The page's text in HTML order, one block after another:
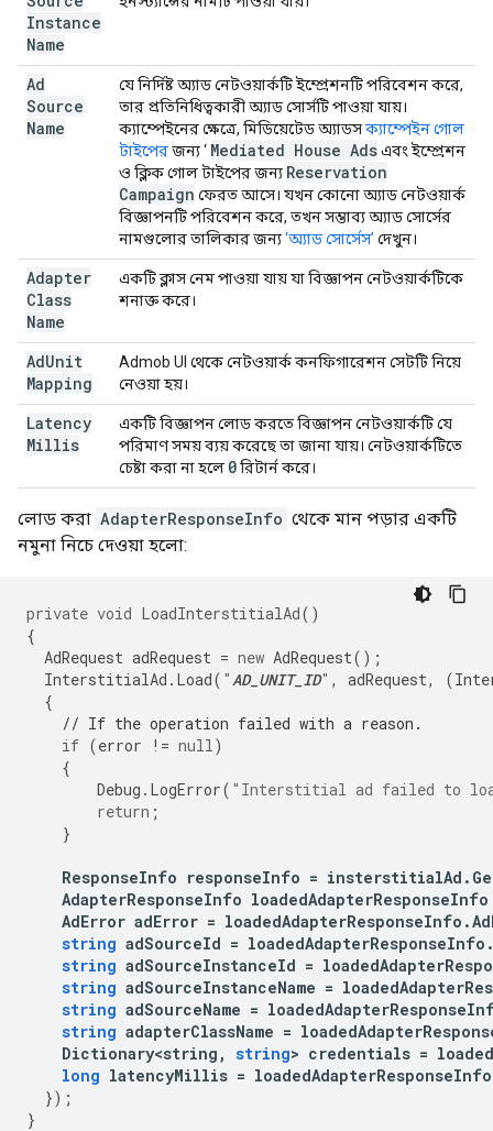
Instance
Name
Ad
Source
Name
যে নির্দিষ্ট অ্যাড নেটওয়ার্কটি ইম্প্রেশনটি পরিবেশন করে,
তার প্রতিনিধিত্বকারী অ্যাড সোর্সটি পাওয়া যায়।
ক্যাম্পেইনের ক্ষেত্রে, মিডিয়েটেড অ্যাডসক্যাম্পেইন গোল
টাইপেরজন্য ‘ Mediated House Adsএবং ইম্প্রেশন
ও ক্লিক গোল টাইপের জন্য Reservation
Campaign ফেরত আসে। যখন কোনো অ্যাড নেটওয়ার্ক
বিজ্ঞাপনটি পরিবেশন করে, তখন সম্ভাব্য অ্যাড সোর্সের
নামগুলোর তালিকার জন্য‘অ্যাড সোর্সেস’ দেখুন।
Adapter
Class
Name
একটি ক্লাস নেম পাওয়া যায় যা বিজ্ঞাপন নেটওয়ার্কটিকে
শনাক্ত করে।
AdUnit
Mapping
Admob UI থেকে নেটওয়ার্ক কনফিগারেশন সেটটি নিয়ে
নেওয়া হয়।
Latency
Millis
একটি বিজ্ঞাপন লোড করতে বিজ্ঞাপন নেটওয়ার্কটি যে
পরিমাণ সময় ব্যয় করেছে তা জানা যায়। নেটওয়ার্কটিতে
চেষ্টা করা না হলে 0রিটার্ন করে।
লোড করা AdapterResponseInfo থেকে মান পড়ার একটি
নমুনা নিচে দেওয়া হলো:
private void LoadInterstitialAd()
{
AdRequest adRequest = new AdRequest();
InterstitialAd . Load( "AD_UNIT_ID" , adRequest, (
{
// If the operation failed with a reason.
if (error != null)
{
Debug . LogError( "Interstitial ad failed to
return ;
}
ResponseInfo responseInfo = insterstitialAd .
AdapterResponseInfo loadedAdapterResponseInfo
AdError adError = loadedAdapterResponseInfo .
string adSourceId = loadedAdapterResponseInfo
string adSourceInstanceId =
string adSourceInstanceName =
string adSourceName =
string adapterClassName =
Dictionary<string , string> credentials =
long latencyMillis = loadedAdapterResponseInfo
});
}